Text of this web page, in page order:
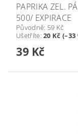
PAPRIKA ZEL.
500/ EXPIRACE
Původně: 59 Kč
Ušetříte:20 Kč (–33
39 Kč